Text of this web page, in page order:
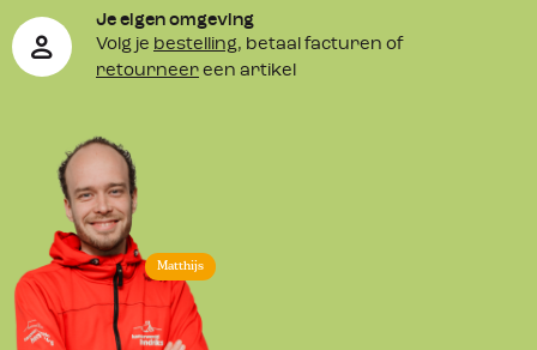
Matthijs
Je eigen omgeving
Volg je bestelling, betaal facturen of
retourneer een artikel